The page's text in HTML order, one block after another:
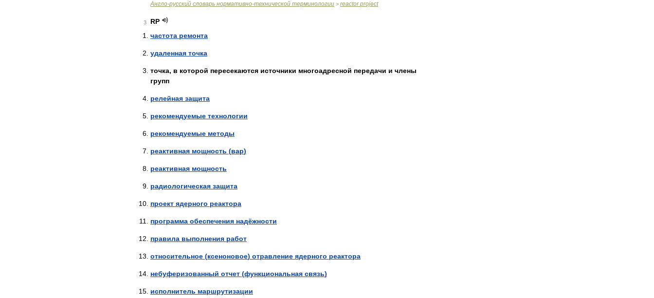
Англо-русский словарь нормативно-технической терминологии > reactor project
3
RP
частота ремонта
удаленная точка
точка, в которой пересекаются источники многоадресной передачи и члены
групп
релейная защита
рекомендуемые технологии
рекомендуемые методы
реактивная мощность (вар)
реактивная мощность
радиологическая защита
проект ядерного реактора
программа обеспечения надёжности
правила выполнения работ
относительное (ксеноновое) отравление ядерного реактора
небуферизованный отчет (функциональная связь)
исполнитель маршрутизации